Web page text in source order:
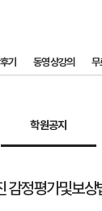
기 동영상강의 무
학원공지
정평가및보상